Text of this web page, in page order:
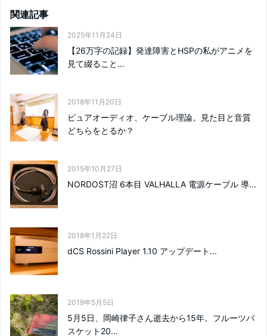
関連記事
2025年11月24日
【26万字の記録】発達障害とHSPの私がアニメを
見て綴ること...
2018年11月20日
ピュアオーディオ、ケーブル理論。見た目と音質
どちらをとるか？
2015年10月27日
NORDOST沼 6本目 VALHALLA 電源ケーブル 導...
2018年1月22日
dCS Rossini Player 1.10 アップデート...
2019年5月5日
5月5日、岡崎律子さん逝去から15年。フルーツバ
スケット20...